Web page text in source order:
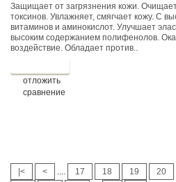
Защищает от загрязнения кожи.
токсинов. Увлажняет, смягчает кожу. С
витаминов и аминокислот. Улучшает
высоким содержанием полифенолов.
воздействие. Обладает против..
отложить
сравнение
|< < .... 17 18 19 20